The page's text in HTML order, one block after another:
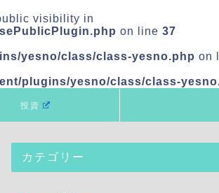
visibility in
on line 37
yesno/class/class-yesno.php on
plugins/yesno/class/class-
投資
カテゴリー